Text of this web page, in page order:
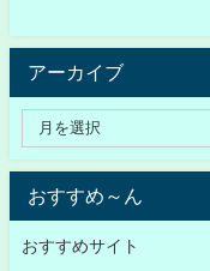
アーカイブ
おすすめ～ん
おすすめサイト